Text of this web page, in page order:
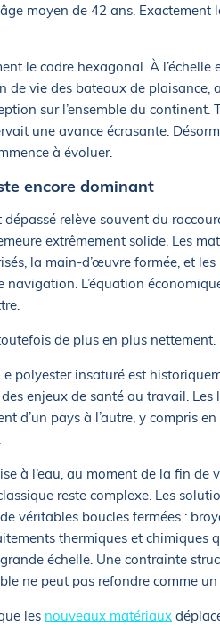
moyen de 42 ans. Exactement
le cadre hexagonal. À l’échelle
de vie des bateaux de plaisance,
sur l’ensemble du continent.
une avance écrasante.
à évoluer.
encore dominant
relève souvent du
extrêmement solide. Les
la main-d’œuvre formée, et
L’équation
de plus en plus nettement.
polyester insaturé est
enjeux de santé au travail. Les
d’un pays à l’autre, y compris
à l’eau, au moment de la fin de
reste complexe. Les
véritables boucles fermées :
thermiques et chimiques
échelle. Une contrainte
ne peut pas refondre comme
les nouveaux matériaux